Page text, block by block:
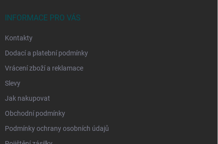
INFORMACE PRO VÁS
Kontakty
Dodací a platební podmínky
Vrácení zboží a reklamace
Slevy
Jak nakupovat
Obchodní podmínky
Podmínky ochrany osobních údajů